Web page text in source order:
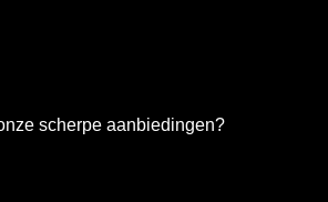
scherpe aanbiedingen?